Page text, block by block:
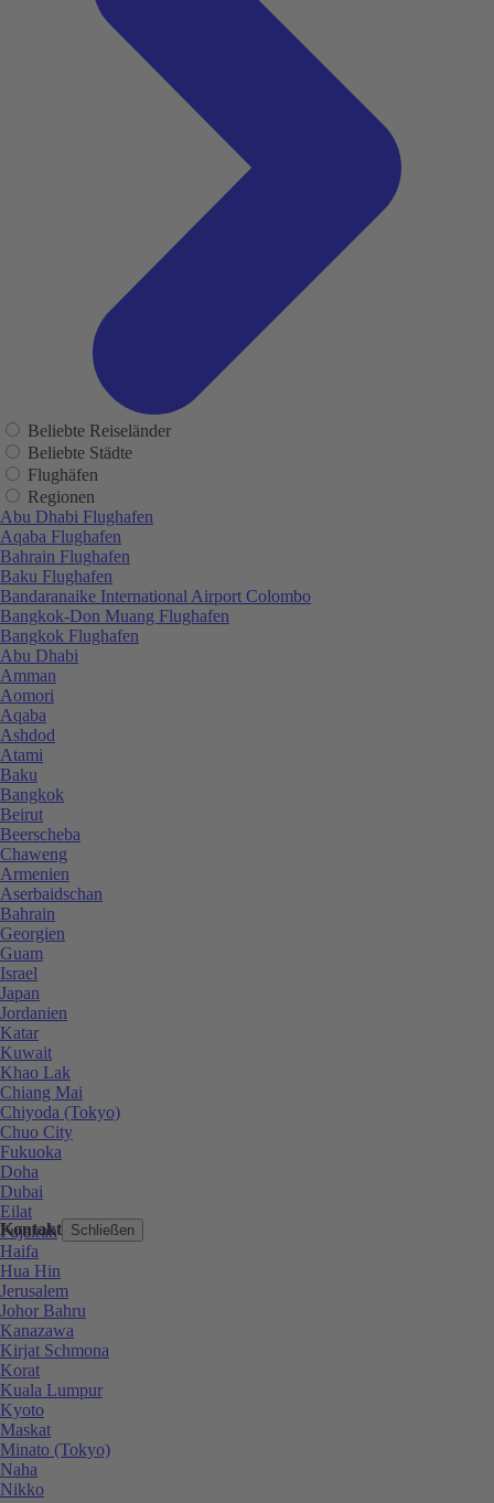
Kontakt Schließen
Beliebte Reiseländer
Beliebte Städte
Flughäfen
Regionen
Abu Dhabi Flughafen
Aqaba Flughafen
Bahrain Flughafen
Baku Flughafen
Bandaranaike International Airport Colombo
Bangkok-Don Muang Flughafen
Bangkok Flughafen
Abu Dhabi
Amman
Aomori
Aqaba
Ashdod
Atami
Baku
Bangkok
Beirut
Beerscheba
Chaweng
Armenien
Aserbaidschan
Bahrain
Georgien
Guam
Israel
Japan
Jordanien
Katar
Kuwait
Khao Lak
Chiang Mai
Chiyoda (Tokyo)
Chuo City
Fukuoka
Doha
Dubai
Eilat
Fujairah
Haifa
Hua Hin
Jerusalem
Johor Bahru
Kanazawa
Kirjat Schmona
Korat
Kuala Lumpur
Kyoto
Maskat
Minato (Tokyo)
Naha
Nikko